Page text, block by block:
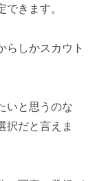
きます。
らしかスカウト
いと思うのな
択だと言えま